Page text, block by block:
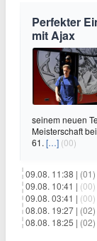
Perfekter
mit Ajax
seinem neuen
Meisterschaft
61. […] (00)
09.08. 11:38 | (01)
09.08. 10:41 | (00)
09.08. 03:41 | (00)
08.08. 19:27 | (02)
08.08. 18:25 | (02)